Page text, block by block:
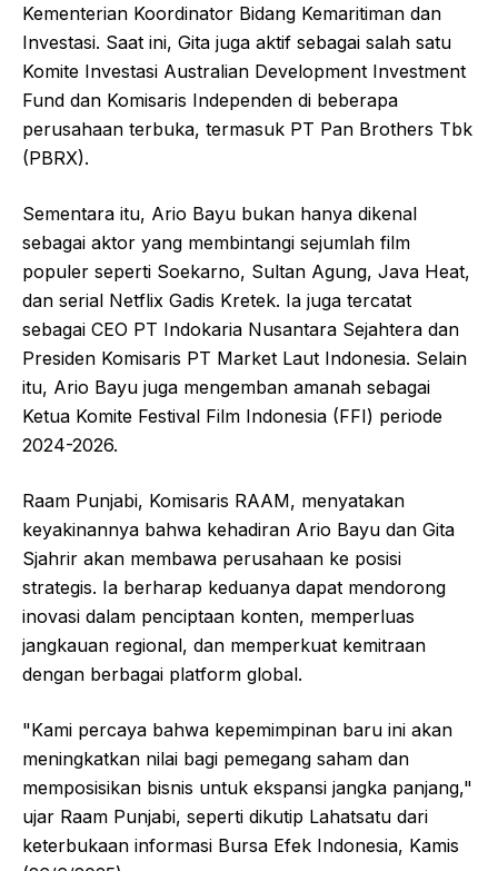
Kementerian Koordinator Bidang Kemaritiman dan
Investasi. Saat ini, Gita juga aktif sebagai salah satu
Komite Investasi Australian Development Investment
Fund dan Komisaris Independen di beberapa
perusahaan terbuka, termasuk PT Pan Brothers Tbk
(PBRX).
Sementara itu, Ario Bayu bukan hanya dikenal
sebagai aktor yang membintangi sejumlah film
populer seperti Soekarno, Sultan Agung, Java Heat,
dan serial Netflix Gadis Kretek. Ia juga tercatat
sebagai CEO PT Indokaria Nusantara Sejahtera dan
Presiden Komisaris PT Market Laut Indonesia. Selain
itu, Ario Bayu juga mengemban amanah sebagai
Ketua Komite Festival Film Indonesia (FFI) periode
2024-2026.
Raam Punjabi, Komisaris RAAM, menyatakan
keyakinannya bahwa kehadiran Ario Bayu dan Gita
Sjahrir akan membawa perusahaan ke posisi
strategis. Ia berharap keduanya dapat mendorong
inovasi dalam penciptaan konten, memperluas
jangkauan regional, dan memperkuat kemitraan
dengan berbagai platform global.
"Kami percaya bahwa kepemimpinan baru ini akan
meningkatkan nilai bagi pemegang saham dan
memposisikan bisnis untuk ekspansi jangka panjang,"
ujar Raam Punjabi, seperti dikutip Lahatsatu dari
keterbukaan informasi Bursa Efek Indonesia, Kamis